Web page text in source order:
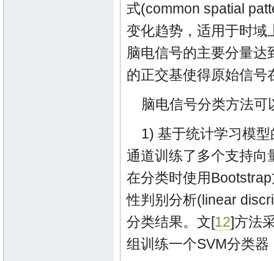
式(common spatial
变化趋势，适用于时域
脑电信号的主要分量
的正交基使得原始信号
脑电信号分类方法可
1) 基于统计学习模
通道训练了多个支持向
在分类时使用
性判别分析(linear
分类结果。文[12]方法
组训练一个SVM分类